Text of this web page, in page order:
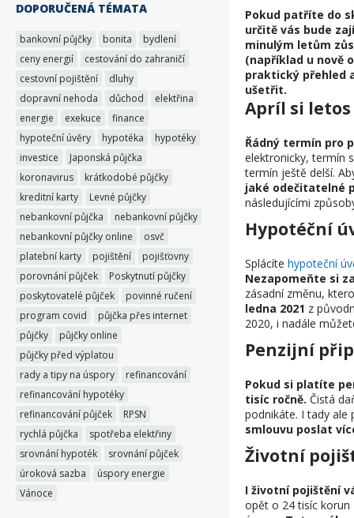
DOPORUČENÁ TÉMATA
bankovní půjčky bonita
bydlení
ceny energií
cestování do zahraničí
cestovní pojištění
dluhy
dopravní nehoda
důchod
elektřina
energie
exekuce
finance
hypoteční úvěry
hypotéka
hypotéky
investice
Japonská půjčka
koronavirus
krátkodobé půjčky
kreditní karty
Levné půjčky
nebankovní půjčka
nebankovní půjčky
nebankovní půjčky online
osvč
platební karty
pojištění
pojišťovny
porovnání půjček
Poskytnutí půjčky
poskytovatelé půjček
povinné ručení
program covid
půjčka přes internet
půjčky
půjčky online
půjčky před výplatou
rady a tipy na úspory
refinancování
refinancování hypotéky
refinancování půjček
RPSN
rychlá půjčka
spotřeba elektřiny
srovnání hypoték
srovnání půjček
úroková sazba
úspory energie
Vánoce
Pokud patříte do
určitě vás bude
minulým letům
(například u nově
praktický přehled
ušetřit.
Apríl si
Řádný termín pro
elektronicky, termín
termín ještě delší.
jaké odečitatelné
následujícími
Hypotéční
Splácíte hypoteční
Nezapomeňte si
zásadní změnu,
ledna 2021 z
2020, i nadále
Penzijní
Pokud si platíte
tisíc ročně. Čistá
podnikáte. I tady
smlouvu poslat
Životní
I životní pojištění
opět o 24 tisíc korun